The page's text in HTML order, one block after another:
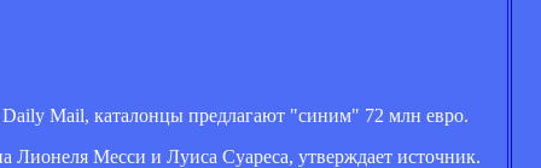
Mail, каталонцы предлагают "синим" 72 млн евро.
Лионеля Месси и Луиса Суареса, утверждает источник.